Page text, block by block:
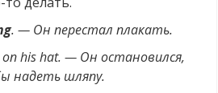
. — Он перестал плакать.
his hat. — Он остановился,
надеть шляпу.